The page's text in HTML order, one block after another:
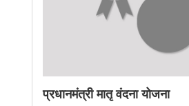
प्रधानमंत्री मातृ वंदना योजना